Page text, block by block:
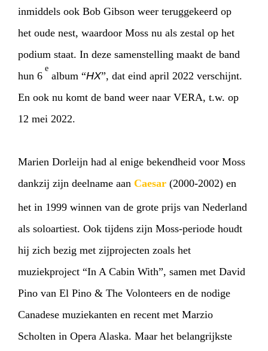
inmiddels ook Bob Gibson weer teruggekeerd op
het oude nest, waardoor Moss nu als zestal op het
podium staat. In deze samenstelling maakt de band
hun 6
e
album “HX”, dat eind april 2022 verschijnt.
En ook nu komt de band weer naar VERA, t.w. op
12 mei 2022.
Marien Dorleijn had al enige bekendheid voor Moss
dankzij zijn deelname aan Caesar (2000-2002) en
het in 1999 winnen van de grote prijs van Nederland
als soloartiest. Ook tijdens zijn Moss-periode houdt
hij zich bezig met zijprojecten zoals het
muziekproject “In A Cabin With”, samen met David
Pino van El Pino & The Volonteers en de nodige
Canadese muziekanten en recent met Marzio
Scholten in Opera Alaska. Maar het belangrijkste